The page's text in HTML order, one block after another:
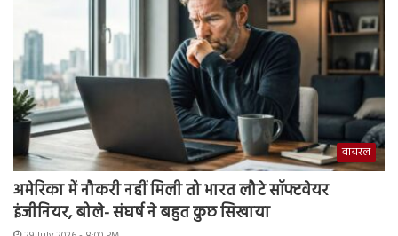
वायरल
अमेरिका में नौकरी नहीं मिली तो भारत लौटे सॉफ्टवेयर
इंजीनियर, बोले- संघर्ष ने बहुत कुछ सिखाया